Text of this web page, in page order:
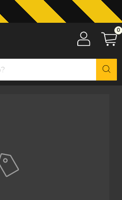
The Black Tools
0